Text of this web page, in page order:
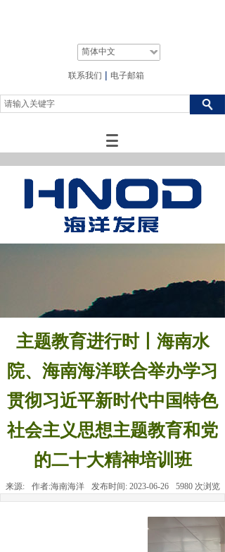
简体中文
联系我们 | 电子邮箱
主题教育进行时丨海南水
院、海南海洋联合举办学习
贯彻习近平新时代中国特色
社会主义思想主题教育和党
的二十大精神培训班
来源: 作者:海南海洋 发布时间: 2023-06-26 5980 次浏览